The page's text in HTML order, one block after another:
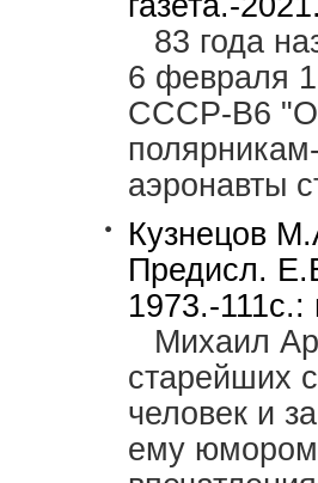
83 года
6 февраля
СССР-В6
аэронавты
Кузнецов
Предисл.
1973.-
Михаил
старейших
человек и
ему юмором